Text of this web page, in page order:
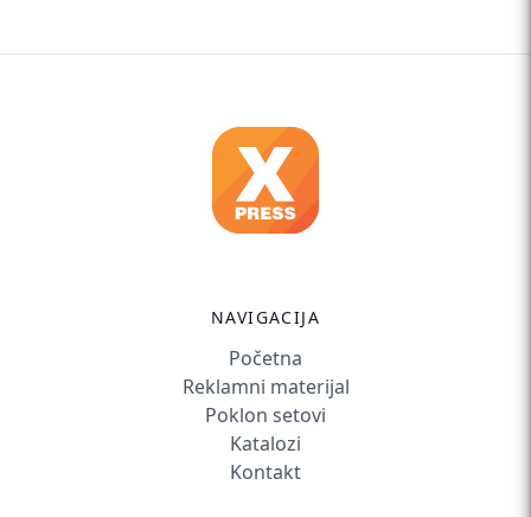
NAVIGACIJA
Početna
Reklamni materijal
Poklon setovi
Katalozi
Kontakt